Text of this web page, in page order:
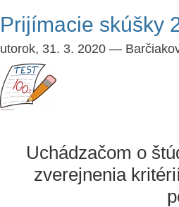
Prijímacie skúšky
utorok, 31. 3. 2020 —
Uchádzačom o
zverejnenia